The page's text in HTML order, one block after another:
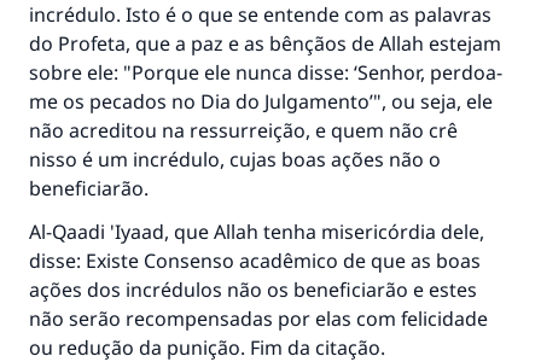
incrédulo. Isto é o que se entende com as palavras
do Profeta, que a paz e as bênçãos de Allah estejam
sobre ele: "Porque ele nunca disse: ‘Senhor, perdoa-
me os pecados no Dia do Julgamento’", ou seja, ele
não acreditou na ressurreição, e quem não crê
nisso é um incrédulo, cujas boas ações não o
beneficiarão.
Al-Qaadi 'Iyaad, que Allah tenha misericórdia dele,
disse: Existe Consenso acadêmico de que as boas
ações dos incrédulos não os beneficiarão e estes
não serão recompensadas ​​por elas com felicidade
ou redução da punição. Fim da citação.